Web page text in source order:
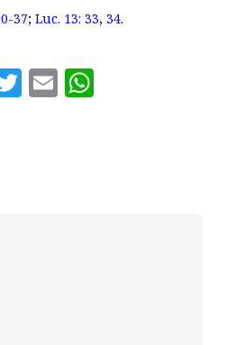
37; Luc. 13: 33, 34.
Twitter
Email